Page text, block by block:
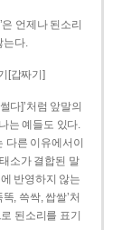
은 언제나 된소리
는다.
[갑짜기]
다]’처럼 앞말의
는 예들도 있다.
다른 이유에서이
소가 결합된 말
반영하지 않는
, 쓱싹, 쌉쌀’처
된소리를 표기